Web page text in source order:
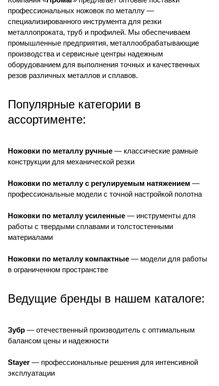
профессиональных ножовок по металлу —
специализированного инструмента для резки
металлопроката, труб и профилей. Мы обеспечиваем
промышленные предприятия, металлообрабатывающие
производства и сервисные центры надежным
оборудованием для выполнения точных и качественных
резов различных металлов и сплавов.
Популярные категории в
ассортименте:
Ножовки по металлу ручные — классические рамные
конструкции для механической резки
Ножовки по металлу с регулируемым натяжением —
профессиональные модели с точной настройкой полотна
Ножовки по металлу усиленные — инструменты для
работы с твердыми сплавами и толстостенными
материалами
Ножовки по металлу компактные — модели для работы
в ограниченном пространстве
Ведущие бренды в нашем каталоге:
Зубр — отечественный производитель с оптимальным
балансом цены и надежности
Stayer — профессиональные решения для интенсивной
эксплуатации